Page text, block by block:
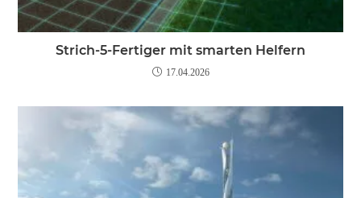
Strich-5-Fertiger mit smarten Helfern
17.04.2026